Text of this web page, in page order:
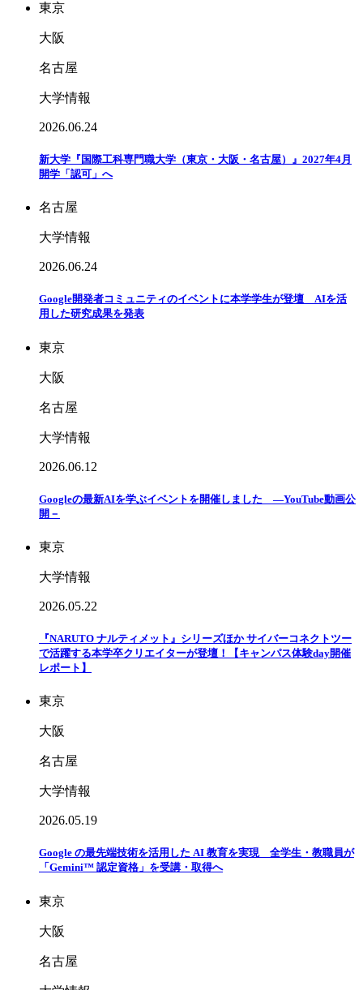
東京
大阪
名古屋
大学情報
2026.06.24
新大学『国際工科専門職大学（東京・大阪・名古屋）』2027年4月
開学「認可」へ
名古屋
大学情報
2026.06.24
Google開発者コミュニティのイベントに本学学生が登壇 AIを活
用した研究成果を発表
東京
大阪
名古屋
大学情報
2026.06.12
Googleの最新AIを学ぶイベントを開催しました ―YouTube動画公
開－
東京
大学情報
2026.05.22
『NARUTO ナルティメット』シリーズほか サイバーコネクトツー
で活躍する本学卒クリエイターが登壇！【キャンパス体験day開催
レポート】
東京
大阪
名古屋
大学情報
2026.05.19
Google の最先端技術を活用した AI 教育を実現 全学生・教職員が
「Gemini™ 認定資格」を受講・取得へ
東京
大阪
名古屋